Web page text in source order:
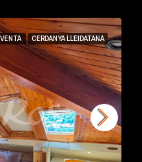
VENTA CERDANYA LLEIDATANA